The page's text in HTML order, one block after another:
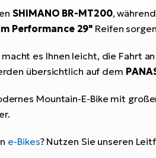
SHIMANO BR-MT200,
Performance 29" Reifen
macht es Ihnen leicht, die Fahrt
übersichtlich auf dem
Mountain-E-Bike mit
e-Bikes? Nutzen Sie unseren